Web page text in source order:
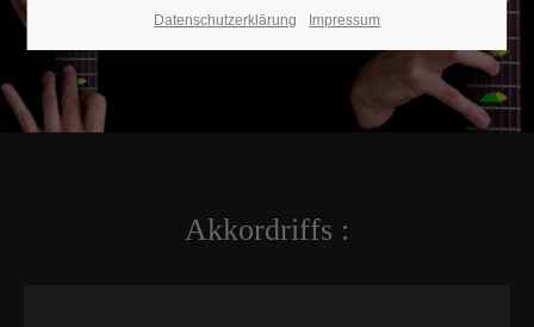
Akkordriffs :
Datenschutzerklärung Impressum